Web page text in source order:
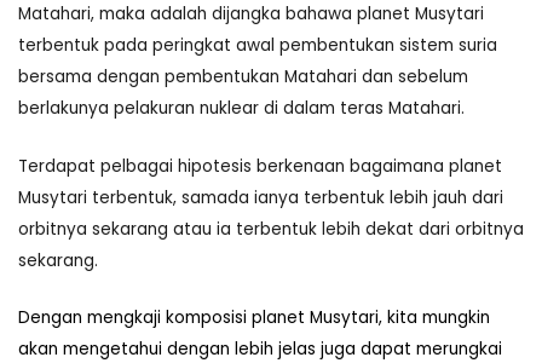
Matahari, maka adalah dijangka bahawa planet Musytari
terbentuk pada peringkat awal pembentukan sistem suria
bersama dengan pembentukan Matahari dan sebelum
berlakunya pelakuran nuklear di dalam teras Matahari.
Terdapat pelbagai hipotesis berkenaan bagaimana planet
Musytari terbentuk, samada ianya terbentuk lebih jauh dari
orbitnya sekarang atau ia terbentuk lebih dekat dari orbitnya
sekarang.
Dengan mengkaji komposisi planet Musytari, kita mungkin
akan mengetahui dengan lebih jelas juga dapat merungkai